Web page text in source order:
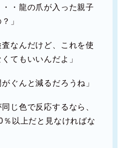
・・龍の爪が入った親子
」
査なんだけど、これを使
てもいいんだよ」
ぐんと減るだろうね」
じ色で反応するなら、
％以上だと見なければな